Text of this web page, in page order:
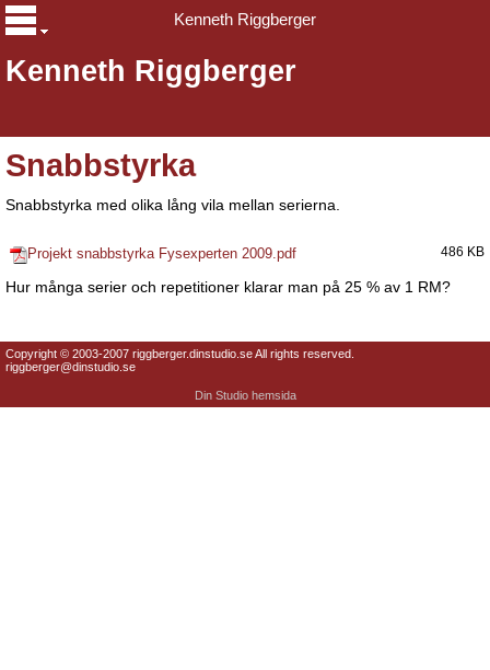
Kenneth Riggberger
Kenneth Riggberger
Snabbstyrka
Snabbstyrka med olika lång vila mellan serierna.
Projekt snabbstyrka Fysexperten 2009.pdf 486 KB
Hur många serier och repetitioner klarar man på 25 % av 1 RM?
Copyright © 2003-2007 riggberger.dinstudio.se All rights reserved.
riggberger@dinstudio.se
Din Studio hemsida